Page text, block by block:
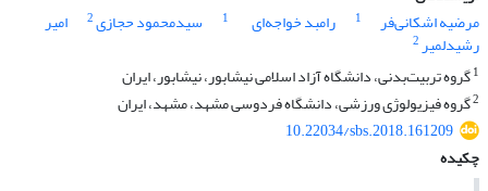
مرضیه اشکانی‌فر
1 رامبد خواجه‌ای 1 سیدمحمود حجازی2 امیر
رشیدلمیر2
1گروه تربیت‌بدنی، دانشگاه آزاد اسلامی نیشابور، نیشابور، ایران
2گروه فیزیولوژی ورزشی، دانشگاه فردوسی مشهد، مشهد، ایران
10.22034/sbs.2018.161209
چکیده